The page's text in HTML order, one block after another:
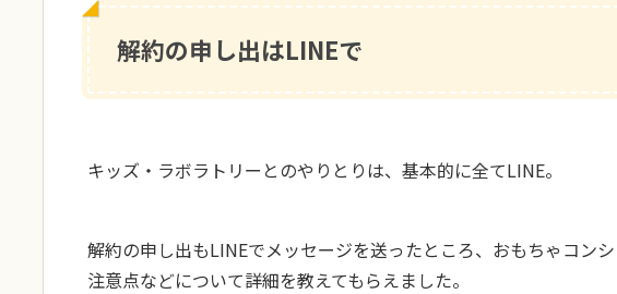
解約の申し出はLINEで
キッズ・ラボラトリーとのやりとりは、基本的に全てLINE。
解約の申し出もLINEでメッセージを送ったところ、おもちゃコン
注意点などについて詳細を教えてもらえました。